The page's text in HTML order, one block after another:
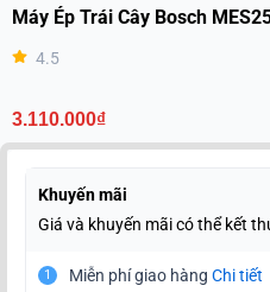
Máy Ép Trái Cây Bosch
4.5
3.110.000₫
Khuyến mãi
Giá và khuyến mãi có thể kết
1 Miễn phí giao hàng Chi tiết